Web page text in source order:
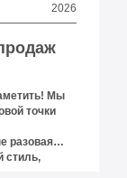
2026
Мы
точки
разовая
стиль,